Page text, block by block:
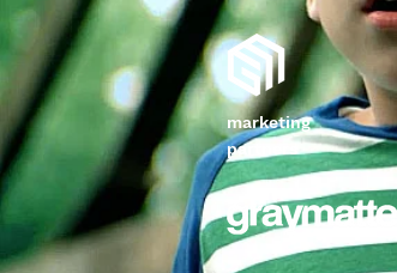
marketing
partners